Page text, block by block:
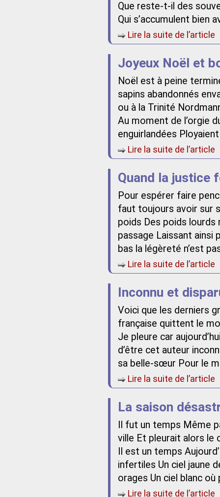
Que reste-t-il des
Qui s’accumulent bien
Lire la suite de l’article
Joyeux Noël et
Noël est à peine
sapins abandonnés
ou à la Trinité
Au moment de l’orgie
enguirlandées
Lire la suite de l’article
Quand la justice
Pour espérer faire
faut toujours avoir sur
poids Des poids
passage Laissant ainsi
bas la légèreté n’est
Lire la suite de l’article
Inconnu et
Voici que les derniers
française quittent le
Je pleure car
d’être cet auteur
sa belle-sœur Pour le
Lire la suite de l’article
La saison
Il fut un temps Même
ville Et pleurait alors
Il est un temps
infertiles Un ciel jaune
orages Un ciel blanc où
Lire la suite de l’article